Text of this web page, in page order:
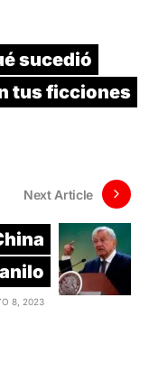
sucedió
tus ficciones
Next Article
8, 2023